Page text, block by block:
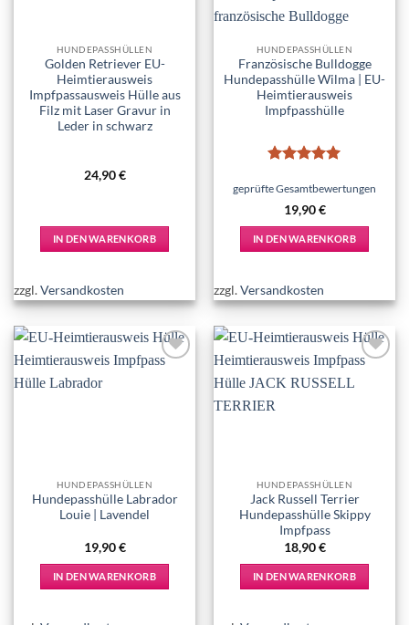
HUNDEPASSHÜLLEN
Golden Retriever EU-
Heimtierausweis
Impfpassausweis Hülle aus
Filz mit Laser Gravur in
Leder in schwarz
24,90€
IN DEN WARENKORB
zzgl.Versandkosten
HUNDEPASSHÜLLEN
Französische Bulldogge
Hundepasshülle Wilma | EU-
Heimtierausweis
Impfpasshülle
mit5von
geprüfte Gesamtbewertungen
19,90€
IN DEN WARENKORB
zzgl.Versandkosten
HUNDEPASSHÜLLEN
Hundepasshülle Labrador
Louie | Lavendel
19,90€
IN DEN WARENKORB
wishlist
HUNDEPASSHÜLLEN
Jack Russell Terrier
Hundepasshülle Skippy
Impfpass
18,90€
IN DEN WARENKORB